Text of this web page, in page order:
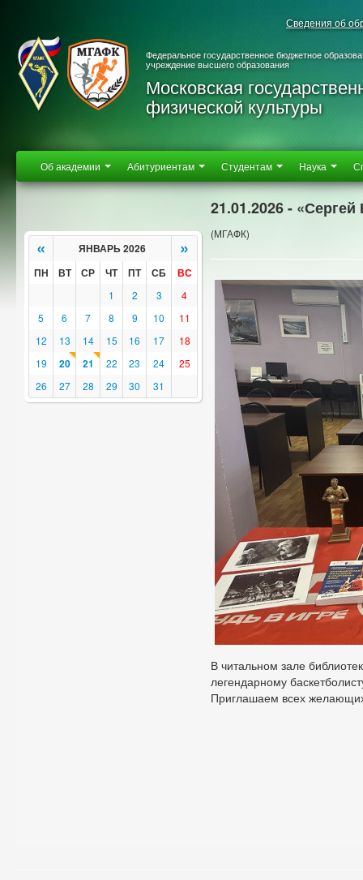
Сведения об
Федеральное государственное бюджетное
учреждение высшего образования
Московская
физической культуры
Об академии Абитуриентам Студентам Наука
« ЯНВАРЬ 2026 »
ПН ВТ СР ЧТ ПТ СБ ВС
1 2 3
4
5
6 7 8 9 10
11
12
13 14 15 16 17
18
19
20 21 22 23 24
25
26
27 28 29 30 31
21.01.2026 -
(МГАФК)
В читальном зале
легендарному
Приглашаем всех